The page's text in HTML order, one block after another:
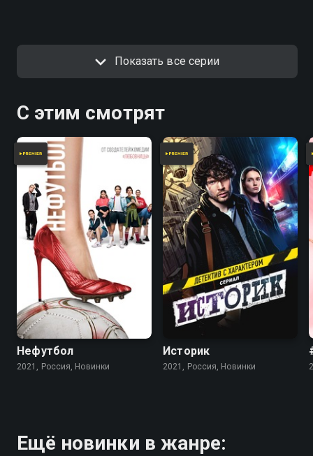
поисково-спасательного отряда
летняя Настя.
Показать все серии
С этим смотрят
Нефутбол
2021, Россия, Новинки
Историк
2021, Россия, Новинки
Ещё новинки в жанре: